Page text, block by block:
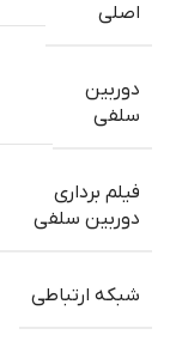
اصلی
دوربین
سلفی
فیلم برداری
دوربین سلفی
شبکه ارتباطی